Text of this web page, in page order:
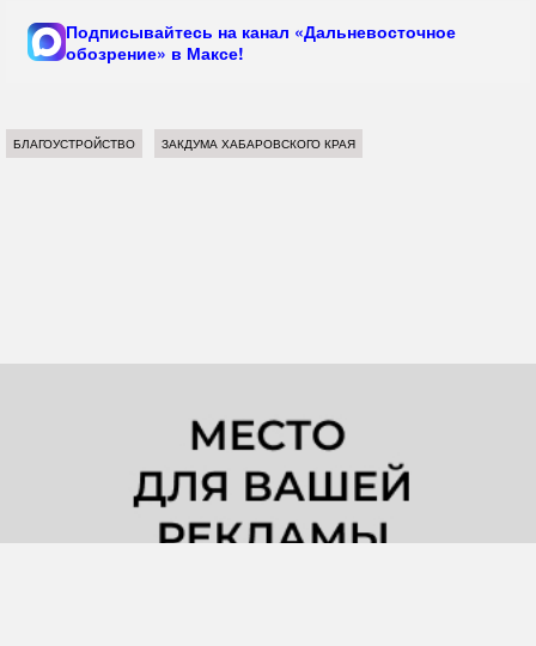
Подписывайтесь на канал «Дальневосточное
обозрение» в Максе!
БЛАГОУСТРОЙСТВО ЗАКДУМА ХАБАРОВСКОГО КРАЯ